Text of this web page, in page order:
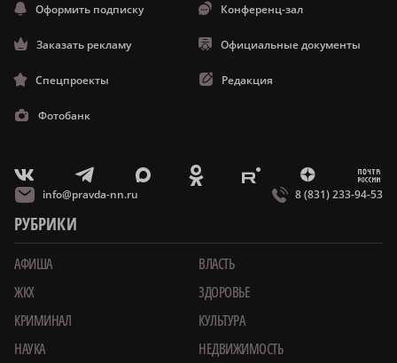
Оформить подписку Конференц-зал
Заказать рекламу Официальные документы
Спецпроекты Редакция
Фотобанк
V T X O E Z m
info@pravda-nn.ru 8 (831) 233-94-53
РУБРИКИ
АФИША
ВЛАСТЬ
ЖКХ
ЗДОРОВЬЕ
КРИМИНАЛ
КУЛЬТУРА
НАУКА
НЕДВИЖИМОСТЬ